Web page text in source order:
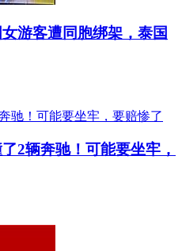
游客遭同胞绑架，泰国
2辆奔驰！可能要坐牢，